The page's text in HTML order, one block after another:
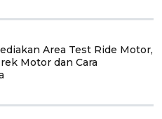
Area Test Ride Motor,
Motor dan Cara